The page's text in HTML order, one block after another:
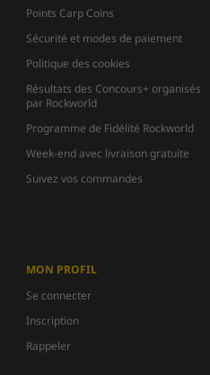
Points Carp Coins
Sécurité et modes de paiement
Politique des cookies
Résultats des Concours+ organisés
par Rockworld
Programme de Fidélité Rockworld
Week-end avec livraison gratuite
Suivez vos commandes
MON PROFIL
Se connecter
Inscription
Rappeler